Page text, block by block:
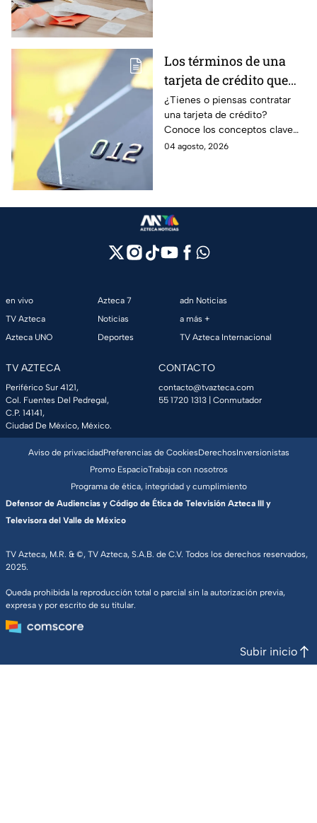
Los términos de una
tarjeta de crédito que
debes entender para
evitar deudas
¿Tienes o piensas contratar
una tarjeta de crédito?
Conoce los conceptos clave
como CAT, fecha de corte,
04 agosto, 2026
en vivo
TV Azteca
Azteca UNO
Azteca 7
Noticias
Deportes
adn Noticias
a más +
TV Azteca Internacional
TV AZTECA
Periférico Sur 4121,
Col. Fuentes Del Pedregal,
C.P. 14141,
Ciudad De México, México.
CONTACTO
contacto@tvazteca.com
55 1720 1313 | Conmutador
TV Azteca, M.R. & ©, TV Azteca, S.A.B. de C.V. Todos los derechos reservados,
2025.
Queda prohibida la reproducción total o parcial sin la autorización previa,
expresa y por escrito de su titular.
Aviso de privacidadPreferencias de CookiesDerechosInversionistas
Promo EspacioTrabaja con nosotros
Programa de ética, integridad y cumplimiento
Defensor de Audiencias y Código de Ética de Televisión Azteca III y
Televisora del Valle de México
Subir inicio